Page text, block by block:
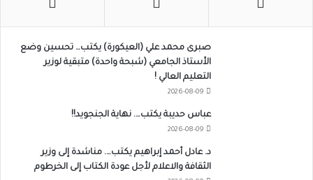
صبرى محمد علي (العيكورة) يكتب… تحسين وضع
الأستاذ الجامعي (شبحة واحدة) متبقية لوزير
التعليم العالي !
2026-08-09
عباس حديبة يكتب…. نهاية الجنجويد!!
2026-08-09
د. عادل أحمد إبراهيم يكتب…. مناشدة إلى وزير
الثقافة والاعلام لأجل عودة الكتاب إلى الخرطوم